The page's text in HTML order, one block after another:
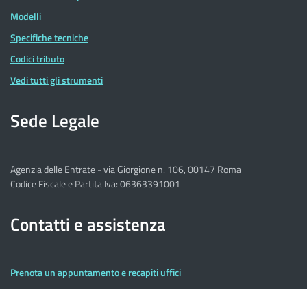
Modelli
Specifiche tecniche
Codici tributo
Vedi tutti gli strumenti
Sede Legale
Agenzia delle Entrate - via Giorgione n. 106, 00147 Roma
Codice Fiscale e Partita Iva: 06363391001
Contatti e assistenza
Prenota un appuntamento e recapiti uffici